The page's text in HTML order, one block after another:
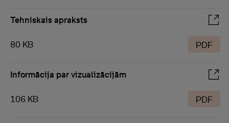
Tehniskais apraksts
80 KB PDF
Informācija par vizualizācijām
106 KB PDF